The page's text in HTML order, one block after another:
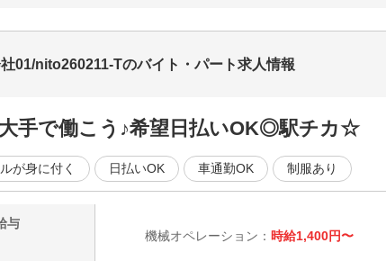
01/nito260211-Tのバイト・パート求人情報
手で働こう♪希望日払いOK◎駅チカ☆
が身に付く 日払いOK 車通勤OK 制服あり
与
機械オペレーション： 時給1,400円〜